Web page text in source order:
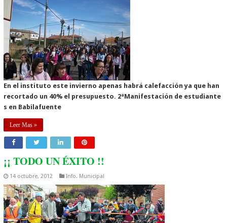
En el instituto este invierno apenas habrá calefacción ya que han
recortado un 40% el presupuesto. 2ªManifestac​ión de estudiante​
s en Babilafuen​te
Leer Mas »
¡¡ TODO UN ÉXITO !!
14 octubre, 2012 Info. Municipal